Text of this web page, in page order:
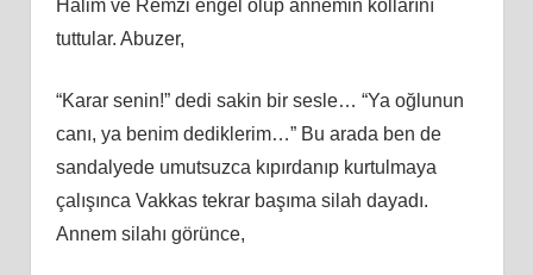
Halim ve Remzi engel olup annemin kollarını
tuttular. Abuzer,
“Karar senin!” dedi sakin bir sesle… “Ya oğlunun
canı, ya benim dediklerim…” Bu arada ben de
sandalyede umutsuzca kıpırdanıp kurtulmaya
çalışınca Vakkas tekrar başıma silah dayadı.
Annem silahı görünce,